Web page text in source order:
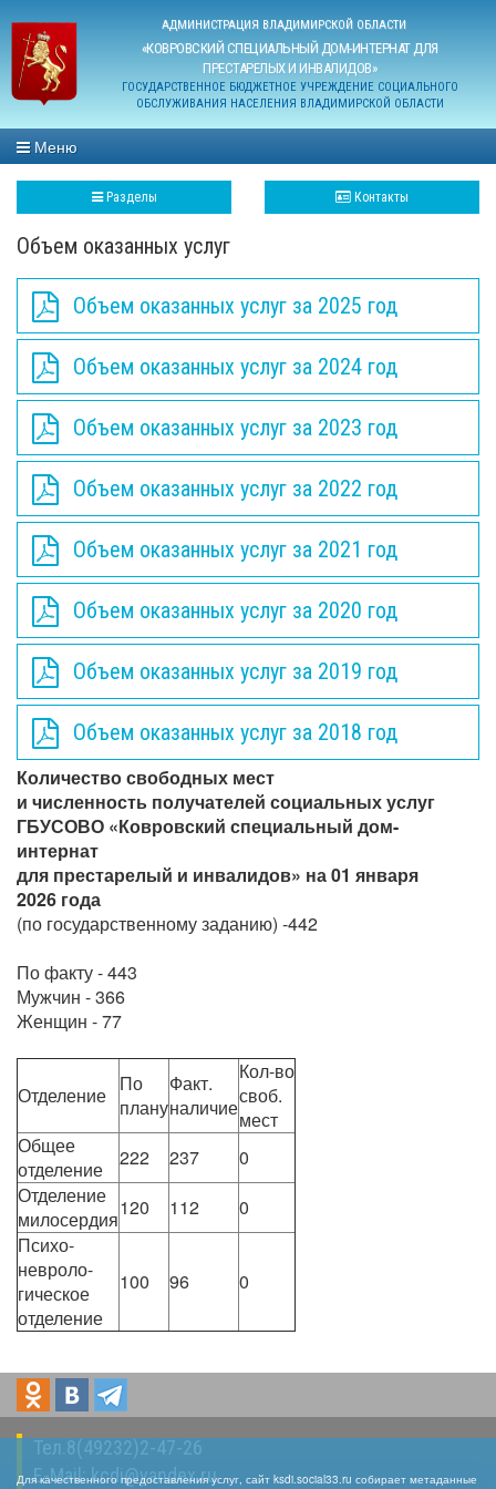
АДМИНИСТРАЦИЯ ВЛАДИМИРСКОЙ ОБЛАСТИ
«КОВРОВСКИЙ СПЕЦИАЛЬНЫЙ ДОМ-ИНТЕРНАТ ДЛЯ
ПРЕСТАРЕЛЫХ И ИНВАЛИДОВ»
ГОСУДАРСТВЕННОЕ БЮДЖЕТНОЕ УЧРЕЖДЕНИЕ СОЦИАЛЬНОГО
ОБСЛУЖИВАНИЯ НАСЕЛЕНИЯ ВЛАДИМИРСКОЙ ОБЛАСТИ
Меню
Разделы Контакты
Объем оказанных услуг
Объем оказанных услуг за 2025 год
Объем оказанных услуг за 2024 год
Объем оказанных услуг за 2023 год
Объем оказанных услуг за 2022 год
Объем оказанных услуг за 2021 год
Объем оказанных услуг за 2020 год
Объем оказанных услуг за 2019 год
Объем оказанных услуг за 2018 год
Количество свободных мест
и численность получателей социальных услуг
ГБУСОВО «Ковровский специальный дом-
интернат
для престарелый и инвалидов» на 01 января
2026 года
(по государственному заданию) -442
По факту - 443
Мужчин - 366
Женщин - 77
Отделение По
плану
Факт.
наличие
Кол-во
своб.
мест
Общее
отделение
222 237
0
Отделение
милосердия120 112
0
Психо-
невроло-
гическое
отделение
100 96 0
Для качественного предоставления услуг, сайт ksdi.social33.ru собирает метаданные
Тел.8(49232)2-47-26
E-Mail:kcdi@yandex.ru